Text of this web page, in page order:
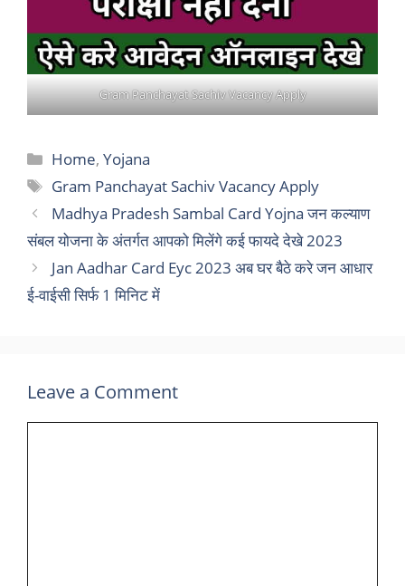
Gram Panchayat Sachiv Vacancy Apply
Categories
Home,Yojana
Tags
Gram Panchayat Sachiv Vacancy Apply
Madhya Pradesh Sambal Card Yojna जन कल्याण
संबल योजना के अंतर्गत आपको मिलेंगे कई फायदे देखे 2023
Jan Aadhar Card Eyc 2023 अब घर बैठे करे जन आधार
ई-वाईसी सिर्फ 1 मिनिट में
Leave a Comment